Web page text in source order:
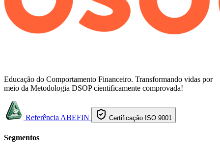
Educação do Comportamento Financeiro. Transformando vidas por
meio da Metodologia DSOP cientificamente comprovada!
Referência ABEFIN Certificação ISO 9001
Segmentos